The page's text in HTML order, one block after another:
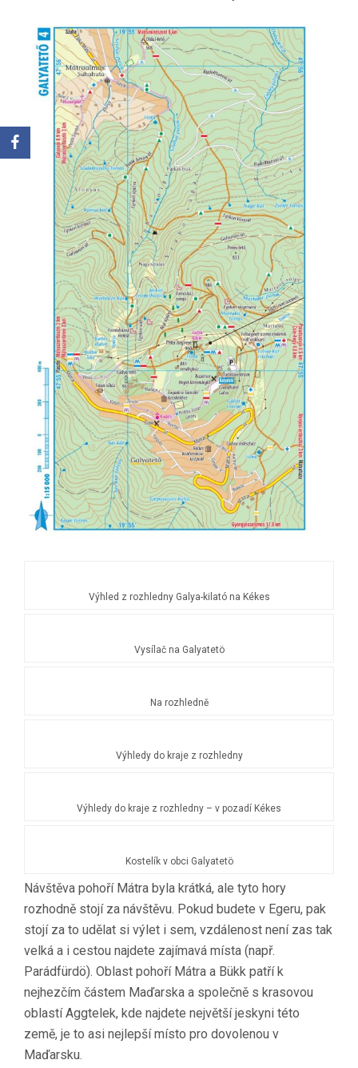
Výhled z rozhledny Galya-kilató na Kékes
Vysílač na Galyatetö
Na rozhledně
Výhledy do kraje z rozhledny
Výhledy do kraje z rozhledny – v pozadí Kékes
Kostelík v obci Galyatetö
Návštěva pohoří Mátra byla krátká, ale tyto hory
rozhodně stojí za návštěvu. Pokud budete v Egeru, pak
stojí za to udělat si výlet i sem, vzdálenost není zas tak
velká a i cestou najdete zajímavá místa (např.
Parádfürdö). Oblast pohoří Mátra a Bükk patří k
nejhezčím částem Maďarska a společně s krasovou
oblastí Aggtelek, kde najdete největší jeskyni této
země, je to asi nejlepší místo pro dovolenou v
Maďarsku.